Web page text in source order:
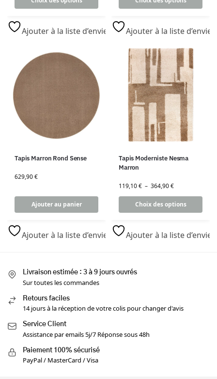
Ajouter à la liste d’envies Ajouter à la liste d’envies
Tapis Marron Rond Sense
629,90€
Ajouter au panier
Ajouter à la liste d’envies
Tapis Moderniste Nesma
Marron
119,10€ – 364,90€
Choix des options
Ajouter à la liste d’envies
Livraison estimée : 3 à 9 jours ouvrés
Sur toutes les commandes
Retours faciles
14 jours à la réception de votre colis pour changer d'avis
Service Client
Assistance par emails 5j/7 Réponse sous 48h
Paiement 100% sécurisé
PayPal / MasterCard / Visa